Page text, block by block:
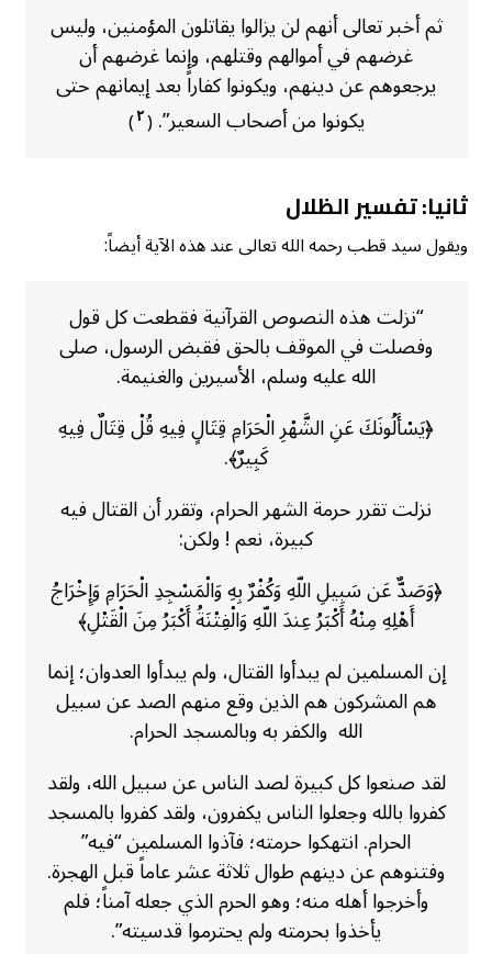
ثم أخبر تعالى أنهم لن يزالوا يقاتلون المؤمنين، وليس
غرضهم في أموالهم وقتلهم، وإنما غرضهم أن
يرجعوهم عن دينهم، ويكونوا كفاراً بعد إيمانهم حتى
يكونوا من أصحاب السعير”.(٢)
ثانيا: تفسير الظلال
ويقول سيد قطب رحمه الله تعالى عند هذه الآية أيضاً:
“نزلت هذه النصوص القرآنية فقطعت كل قول
وفصلت في الموقف بالحق فقبض الرسول، صلى
الله عليه وسلم، الأسيرين والغنيمة.
﴿يَسْأَلُونَكَ عَنِ الشَّهْرِ الْحَرَامِ قِتَالٍ فِيهِ قُلْ قِتَالٌ فِيهِ
كَبِيرٌ﴾.
نزلت تقرر حرمة الشهر الحرام، وتقرر أن القتال فيه
كبيرة، نعم ! ولكن:
﴿وَصَدٌّ عَن سَبِيلِ اللّهِ وَكُفْرٌ بِهِ وَالْمَسْجِدِ الْحَرَامِ وَإِخْرَاجُ
أَهْلِهِ مِنْهُ أَكْبَرُ عِندَ اللّهِ وَالْفِتْنَةُ أَكْبَرُ مِنَ الْقَتْلِ﴾
إن المسلمين لم يبدأوا القتال، ولم يبدأوا العدوان؛ إنما
هم المشركون هم الذين وقع منهم الصد عن سبيل
الله والكفر به وبالمسجد الحرام.
لقد صنعوا كل كبيرة لصد الناس عن سبيل الله، ولقد
كفروا بالله وجعلوا الناس يكفرون، ولقد كفروا بالمسجد
الحرام. انتهكوا حرمته؛ فآذوا المسلمين “فيه”
وفتنوهم عن دينهم طوال ثلاثة عشر عاماً قبل الهجرة.
وأخرجوا أهله منه؛ وهو الحرم الذي جعله آمناً؛ فلم
يأخذوا بحرمته ولم يحترموا قدسيته”.